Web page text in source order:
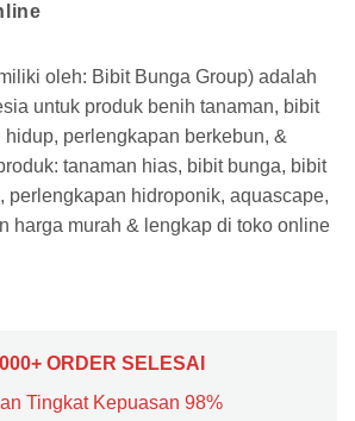
oleh: Bibit Bunga Group) adalah
untuk produk benih tanaman, bibit
hidup, perlengkapan berkebun, &
tanaman hias, bibit bunga, bibit
perlengkapan hidroponik, aquascape,
harga murah & lengkap di toko online
ORDER SELESAI
Tingkat Kepuasan 98%